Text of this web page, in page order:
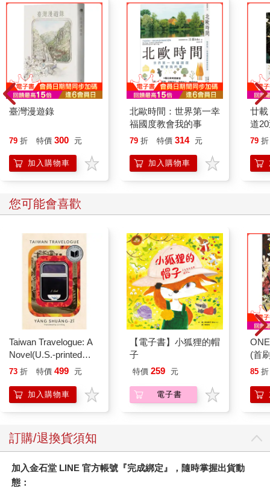
臺灣漫遊錄
79 折 特價 300 元
加入購物車
北歐時間：世界第一幸
福國度教會我的事
79 折 特價 314 元
加入購物車
廿
道
79 折
您可能會喜歡
Taiwan Travelogue: A
Novel(U.S.-printed
edition)
73 折 特價 499 元
加入購物車
【電子書】小狐狸的帽
子
特價 259 元
電子書
(首
85 折
訂購/退換貨須知
加入金石堂 LINE 官方帳號『完成綁定』，隨時掌握出貨動
態：